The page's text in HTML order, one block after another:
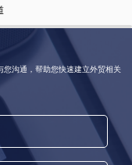
专访
您沟通，帮助您快速建立外贸相关